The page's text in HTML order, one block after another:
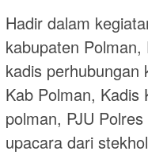
Hadir dalam
kabupaten
kadis perhubungan
Kab Polman, Kadis
polman, PJU
upacara dari